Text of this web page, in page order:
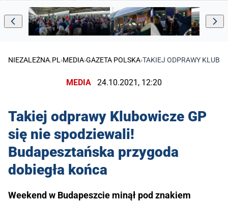
NIEZALEŻNA.PL›MEDIA›GAZETA POLSKA›TAKIEJ ODPRAWY
MEDIA 24.10.2021, 12:20
Takiej odprawy Klubowicze GP
się nie spodziewali!
Budapesztańska przygoda
dobiegła końca
Weekend w Budapeszcie minął pod znakiem